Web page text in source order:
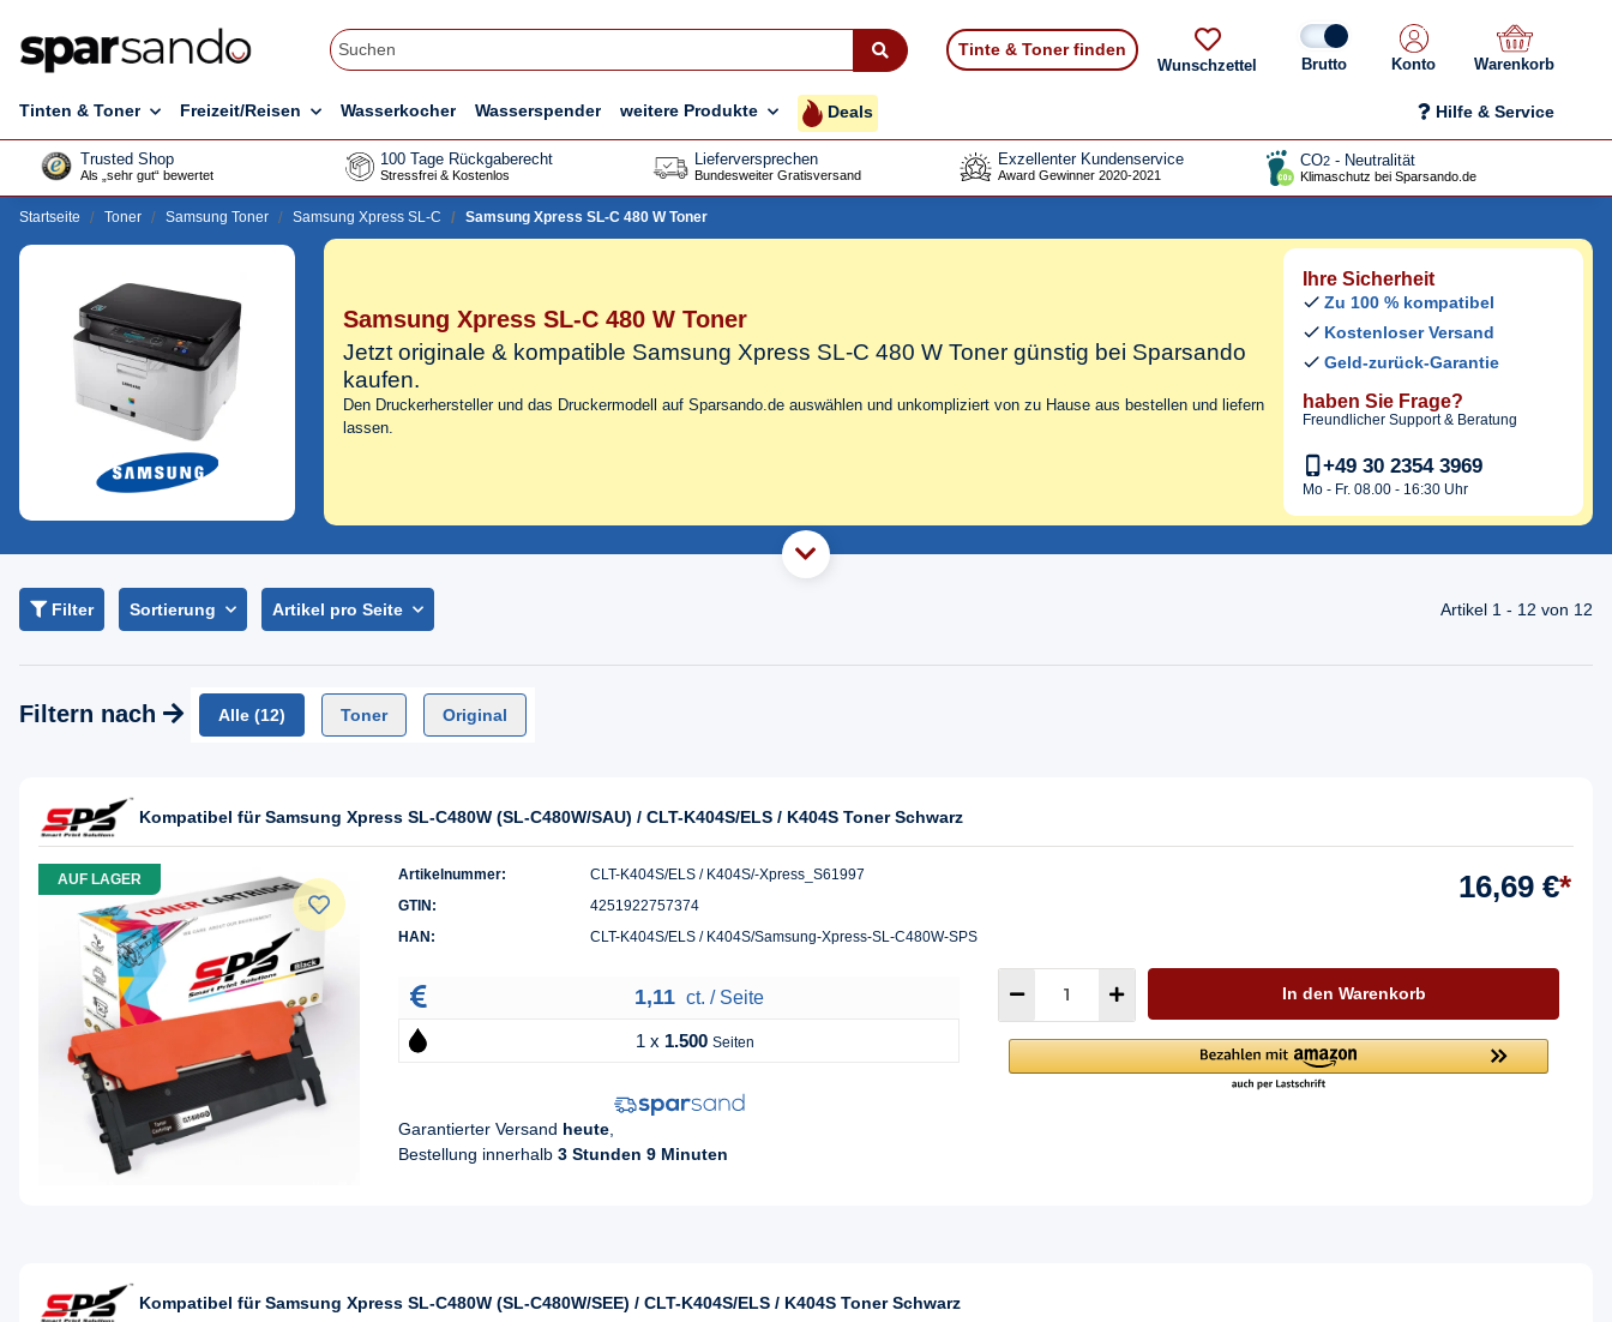
Tinte & Toner finden
Wunschzettel Konto Warenkorb
Tinten & Toner Freizeit/Reisen Wasserkocher Wasserspender weitere Produkte Deals Hilfe & Service
Trusted Shop
Als „sehr gut“ bewertet
100 Tage Rückgaberecht
Stressfrei & Kostenlos
Lieferversprechen
Bundesweiter Gratisversand
Exzellenter Kundenservice
Award Gewinner 2020-2021
CO2 - Neutralität
Klimaschutz bei Sparsando.de
Startseite Toner Samsung Toner Samsung Xpress SL-C Samsung Xpress SL-C 480 W Toner
Samsung Xpress SL-C 480 W Toner
Jetzt originale & kompatible Samsung Xpress SL-C 480 W Toner günstig bei Sparsando
kaufen.
Den Druckerhersteller und das Druckermodell auf Sparsando.de auswählen und unkompliziert von zu Hause aus bestellen und liefern
lassen.
Ihre Sicherheit
Zu 100 % kompatibel
Kostenloser Versand
Geld-zurück-Garantie
haben Sie Frage?
Freundlicher Support & Beratung
+49 30 2354 3969
Mo - Fr. 08.00 - 16:30 Uhr
Filter Sortierung Artikel pro Seite Artikel 1 - 12 von 12
Filtern nach Alle (12) Toner Original
Kompatibel für Samsung Xpress SL-C480W (SL-C480W/SAU) / CLT-K404S/ELS / K404S Toner Schwarz
AUF LAGER Artikelnummer:
CLT-K404S/ELS / K404S/-Xpress_S61997
GTIN:
4251922757374
HAN:
CLT-K404S/ELS / K404S/Samsung-Xpress-SL-C480W-SPS
1,11 ct. / Seite
1 x 1.500 Seiten
Garantierter Versand heute
Bestellung innerhalb 3 Stunden 9 Minuten
16,69 €*
In den Warenkorb
Kompatibel für Samsung Xpress SL-C480W (SL-C480W/SEE) / CLT-K404S/ELS / K404S Toner Schwarz